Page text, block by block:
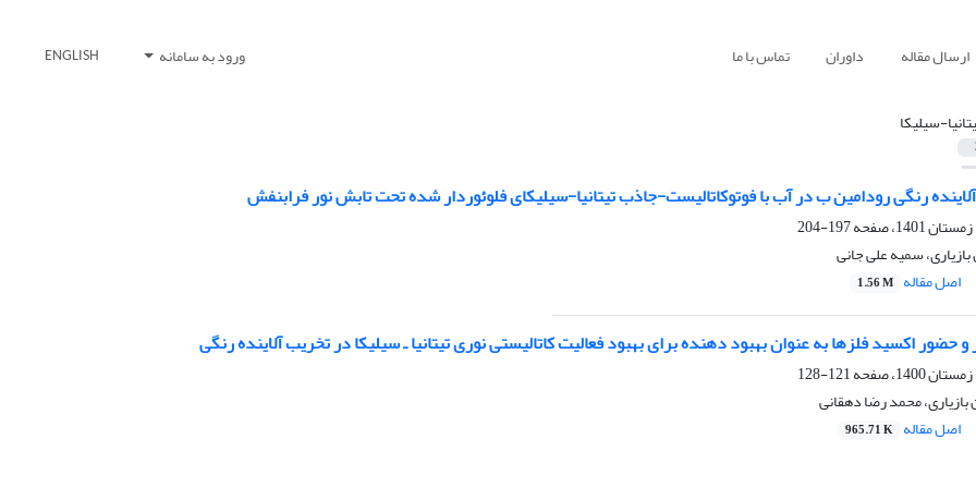
ارسال مقاله داوران تماس با ما ورود به سامانه ENGLISH
سیلیکا
رنگی رودامین ب در آب با فوتوکاتالیست-جاذب تیتانیا-سیلیکای فلوئوردار شده تحت تابش نور فرابنفش
197-204
سمیه علی جانی
اصل مقاله 1.56 M
حضور اکسید فلزها به عنوان بهبود دهنده برای بهبود فعالیت کاتالیستی نوری تیتانیا ـ سیلیکا در تخریب آلاینده رنگی
121-128
محمد رضا دهقانی
اصل مقاله 965.71 K